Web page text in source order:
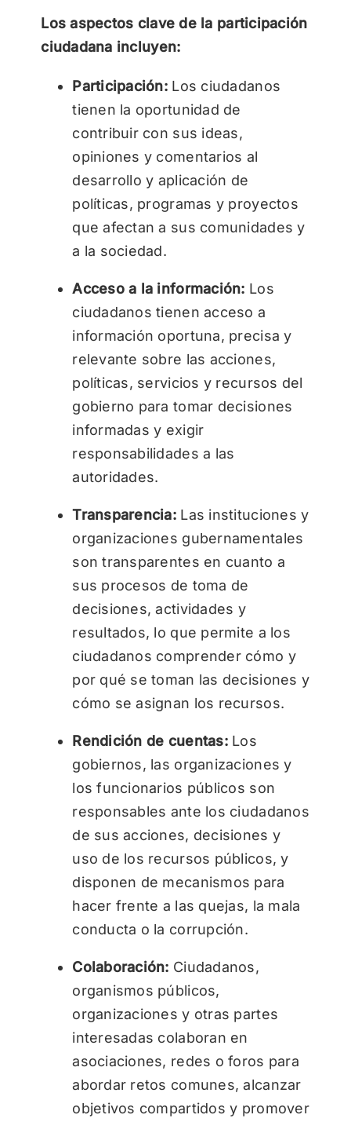
Los aspectos clave de la participación
ciudadana incluyen:
Participación: Los ciudadanos
tienen la oportunidad de
contribuir con sus ideas,
opiniones y comentarios al
desarrollo y aplicación de
políticas, programas y proyectos
que afectan a sus comunidades y
a la sociedad.
Acceso a la información: Los
ciudadanos tienen acceso a
información oportuna, precisa y
relevante sobre las acciones,
políticas, servicios y recursos del
gobierno para tomar decisiones
informadas y exigir
responsabilidades a las
autoridades.
Transparencia: Las instituciones y
organizaciones gubernamentales
son transparentes en cuanto a
sus procesos de toma de
decisiones, actividades y
resultados, lo que permite a los
ciudadanos comprender cómo y
por qué se toman las decisiones y
cómo se asignan los recursos.
Rendición de cuentas: Los
gobiernos, las organizaciones y
los funcionarios públicos son
responsables ante los ciudadanos
de sus acciones, decisiones y
uso de los recursos públicos, y
disponen de mecanismos para
hacer frente a las quejas, la mala
conducta o la corrupción.
Colaboración: Ciudadanos,
organismos públicos,
organizaciones y otras partes
interesadas colaboran en
asociaciones, redes o foros para
abordar retos comunes, alcanzar
objetivos compartidos y promover